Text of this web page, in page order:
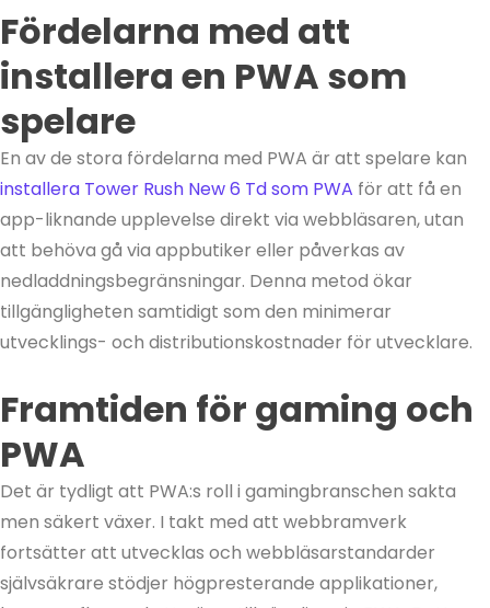
Fördelarna med att
installera en PWA som
spelare
En av de stora fördelarna med PWA är att spelare kan
installera Tower Rush New 6 Td som PWA för att få en
app-liknande upplevelse direkt via webbläsaren, utan
att behöva gå via appbutiker eller påverkas av
nedladdningsbegränsningar. Denna metod ökar
tillgängligheten samtidigt som den minimerar
utvecklings- och distributionskostnader för utvecklare.
Framtiden för gaming och
PWA
Det är tydligt att PWA:s roll i gamingbranschen sakta
men säkert växer. I takt med att webbramverk
fortsätter att utvecklas och webbläsarstandarder
självsäkrare stödjer högpresterande applikationer,